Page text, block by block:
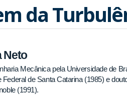
da
Neto
Mecânica pela Universidade de
de Santa Catarina (1985) e
(1991).